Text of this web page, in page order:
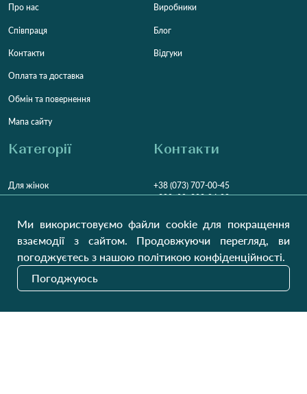
Про нас
Співпраця
Контакти
Оплата та доставка
Обмін та повернення
Мапа сайту
Виробники
Блог
Відгуки
Категорії
Для жінок
Для дітей
Домашній текстиль
Контакти
+38 (073) 707-00-45
+380 (99) 302-84-98
Замовити дзвінок
Пн-Пт9:00 - 16:00
НД Вихідний
Україна, Луцьк, 43000
Ми використовуємо файли cookie для покращення
взаємодії з сайтом. Продовжуючи перегляд, ви
погоджуєтесь з нашою політикою конфіденційності.
Погоджуюсь